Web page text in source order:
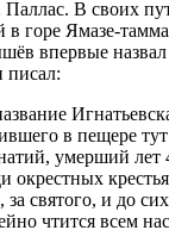
. В своих
в горе Ямазе-
впервые
писал:
в пещере
умерший лет
окрестных
за святого, и до
чтится всем